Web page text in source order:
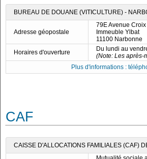
BUREAU DE DOUANE (VITICULTURE) -
Adresse géopostale
79E Avenue Croix
Immeuble Ylbat
11100 Narbonne
Horaires d'ouverture
Du lundi au
(Note: Les après-
Plus d'informations :
CAF
CAISSE D'ALLOCATIONS FAMILIALES (CAF)